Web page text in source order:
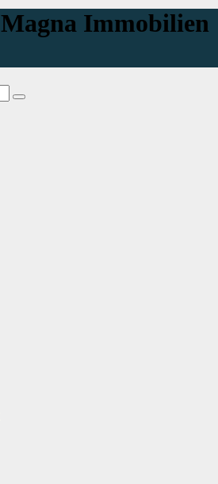
Magna Immobilien